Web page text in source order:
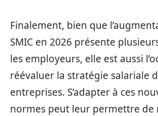
Finalement, bien que
SMIC en 2026 présente
les employeurs, elle est aussi
réévaluer la stratégie salariale
entreprises. S’adapter à ces
normes peut leur permettre de